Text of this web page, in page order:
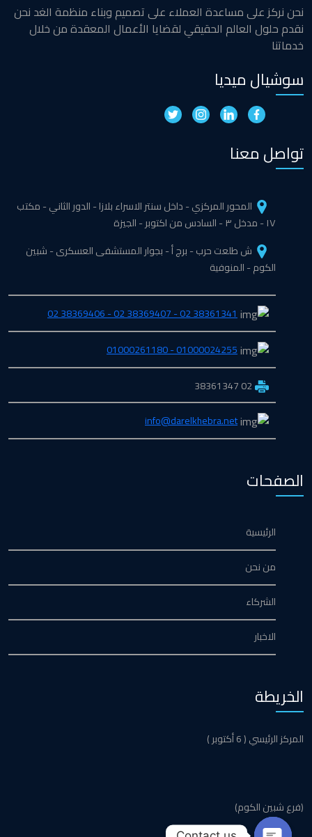
نحن نركز على مساعدة العملاء على تصميم وبناء منظمة الغد نحن
نقدم حلول العالم الحقيقي لقضايا الأعمال المعقدة من خلال
خدماتنا
سوشيال ميديا
تواصل معنا
المحور المركزي - داخل سنتر الاسراء بلازا - الدور الثاني - مكتب
١٧ - مدخل ٣ - السادس من اكتوبر - الجيزة
ش طلعت حرب - برج أ - بجوار المستشفى العسكرى - شبين
الكوم - المنوفية
38361341 02 - 38369407 02 - 38369406 02
01000024255 - 01000261180
02 38361347
info@darelkhebra.net
الصفحات
الرئيسية
من نحن
الشركاء
الاخبار
الخريطة
المركز الرئيسي ( 6 أكتوبر )
(فرع شبين الكوم)